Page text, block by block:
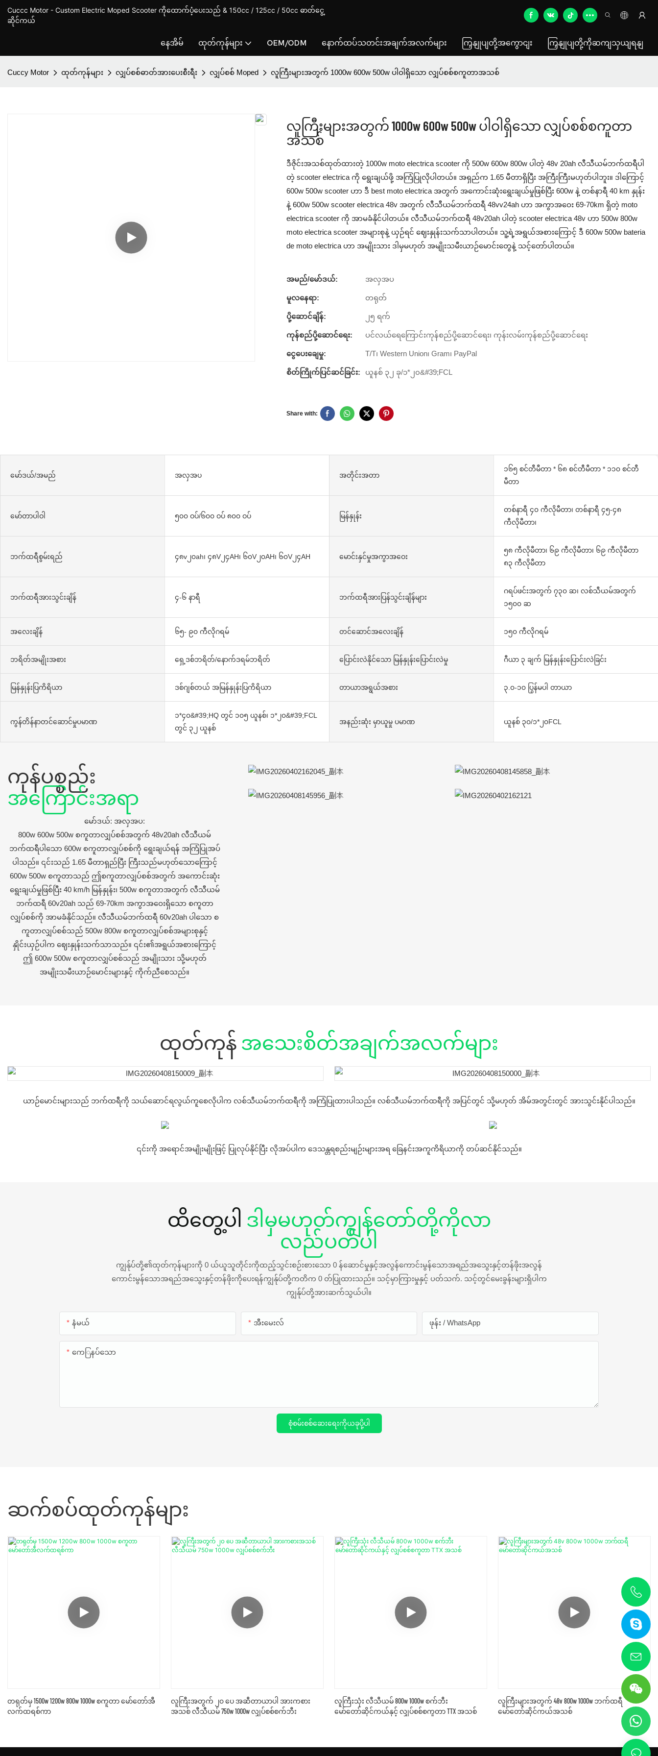
Cuccc Motor - Custom Electric Moped Scooter ကိုထောက်ပံ့ပေးသည် & 150cc / 125cc / 50cc ဓာတ်ငွေ့
ဆိုင်ကယ်
နေအိမ် ထုတ်ကုန်များ OEM/ODM နောက်ထပ်သတင်းအချက်အလက်များ ကြှနျုပျတို့အကွောငျး ကြှနျုပျတို့ကိုဆကျသှယျရနျ
Cuccy Motor ထုတ်ကုန်များ လျှပ်စစ်ဓာတ်အားပေးစီးရီး လျှပ်စစ် Moped လူကြီးများအတွက် 1000w 600w 500w ပါဝါရှိသော လျှပ်စစ်စကူတာအသစ်
လူကြီးများအတွက် 1000w 600w 500w ပါဝါရှိသော လျှပ်စစ်စကူတာ
အသစ်
ဒီဇိုင်းအသစ်ထုတ်ထားတဲ့ 1000w moto electrica scooter ကို 500w 600w 800w ပါတဲ့ 48v 20ah လီသီယမ်ဘက်ထရီပါ
တဲ့ scooter electrica ကို ရွေးချယ်ဖို့ အကြံပြုလိုပါတယ်။ အရှည်က 1.65 မီတာရှိပြီး အကြီးကြီးမဟုတ်ပါဘူး။ ဒါကြောင့်
600w 500w scooter ဟာ ဒီ best moto electrica အတွက် အကောင်းဆုံးရွေးချယ်မှုဖြစ်ပြီး 600w နဲ့ တစ်နာရီ 40 km နှုန်း
နဲ့ 600w 500w scooter electrica 48v အတွက် လီသီယမ်ဘက်ထရီ 48vv24ah ဟာ အကွာအဝေး 69-70km ရှိတဲ့ moto
electrica scooter ကို အာမခံနိုင်ပါတယ်။ လီသီယမ်ဘက်ထရီ 48v20ah ပါတဲ့ scooter electrica 48v ဟာ 500w 800w
moto electrica scooter အများစုနဲ့ ယှဉ်ရင် ဈေးနှုန်းသက်သာပါတယ်။ သူ့ရဲ့အရွယ်အစားကြောင့် ဒီ 600w 500w bateria
de moto electrica ဟာ အမျိုးသား ဒါမှမဟုတ် အမျိုးသမီးယာဉ်မောင်းတွေနဲ့ သင့်တော်ပါတယ်။
အမည်/မော်ဒယ်: အလှအပ
မူလနေရာ: တရုတ်
ပို့ဆောင်ချိန်: ၂၅ ရက်
ကုန်စည်ပို့ဆောင်ရေး: ပင်လယ်ရေကြောင်းကုန်စည်ပို့ဆောင်ရေး၊ ကုန်းလမ်းကုန်စည်ပို့ဆောင်ရေး
ငွေပေးချေမှု: T/T၊ Western Union၊ Gram၊ PayPal
စိတ်ကြိုက်ပြင်ဆင်ခြင်း: ယူနစ် ၃၂ ခု/၁*၂၀&#39;FCL
Share with:
မော်ဒယ်/အမည် အလှအပ အတိုင်းအတာ
၁၆၅ စင်တီမီတာ * ၆၈ စင်တီမီတာ * ၁၁၀ စင်တီ
မီတာ
မော်တာပါဝါ ၅၀၀ ဝပ်/၆၀၀ ဝပ် ၈၀၀ ဝပ် မြန်နှုန်း
တစ်နာရီ ၄၀ ကီလိုမီတာ၊ တစ်နာရီ ၄၅-၄၈
ကီလိုမီတာ၊
ဘက်ထရီစွမ်းရည် ၄၈v၂၀ah၊ ၄၈V၂၄AH၊ ၆၀V၂၀AH၊ ၆၀V၂၄AH မောင်းနှင်မှုအကွာအဝေး
၅၈ ကီလိုမီတာ၊ ၆၉ ကီလိုမီတာ၊ ၆၉ ကီလိုမီတာ
၈၃ ကီလိုမီတာ
ဘက်ထရီအားသွင်းချိန် ၄-၆ နာရီ ဘက်ထရီအားပြန်သွင်းချိန်များ
ဂရပ်ဖင်းအတွက် ၇၃၀ ဆ၊ လစ်သီယမ်အတွက်
၁၅၀၀ ဆ
အလေးချိန် ၆၅- ၉၀ ကီလိုဂရမ် တင်ဆောင်အလေးချိန် ၁၅၀ ကီလိုဂရမ်
ဘရိတ်အမျိုးအစား ရှေ့ဒစ်ဘရိတ်/နောက်ဒရမ်ဘရိတ် ပြောင်းလဲနိုင်သော မြန်နှုန်းပြောင်းလဲမှု ဂီယာ ၃ ချက် မြန်နှုန်းပြောင်းလဲခြင်း
မြန်နှုန်းပြကိရိယာ ဒစ်ဂျစ်တယ် အမြန်နှုန်းပြကိရိယာ တာယာအရွယ်အစား ၃.၀-၁၀ ပြွန်မပါ တာယာ
ကွန်တိန်နာတင်ဆောင်မှုပမာဏ
၁*၄၀&#39;HQ တွင် ၁၀၅ ယူနစ်၊ ၁*၂၀&#39;FCL
တွင် ၃၂ ယူနစ်
အနည်းဆုံး မှာယူမှု ပမာဏ ယူနစ် ၃၀/၁*၂၀FCL
ကုန်ပစ္စည်း
အကြောင်းအရာ
မော်ဒယ်: အလှအပ:
800w 600w 500w စကူတာလျှပ်စစ်အတွက် 48v20ah လီသီယမ်
ဘက်ထရီပါသော 600w စကူတာလျှပ်စစ်ကို ရွေးချယ်ရန် အကြံပြုအပ်
ပါသည်။ ၎င်းသည် 1.65 မီတာရှည်ပြီး ကြီးသည်မဟုတ်သောကြောင့်
600w 500w စကူတာသည် ဤစကူတာလျှပ်စစ်အတွက် အကောင်းဆုံး
ရွေးချယ်မှုဖြစ်ပြီး 40 km/h မြန်နှုန်း၊ 500w စကူတာအတွက် လီသီယမ်
ဘက်ထရီ 60v20ah သည် 69-70km အကွာအဝေးရှိသော စကူတာ
လျှပ်စစ်ကို အာမခံနိုင်သည်။ လီသီယမ်ဘက်ထရီ 60v20ah ပါသော စ
ကူတာလျှပ်စစ်သည် 500w 800w စကူတာလျှပ်စစ်အများစုနှင့်
နှိုင်းယှဉ်ပါက ဈေးနှုန်းသက်သာသည်။ ၎င်း၏အရွယ်အစားကြောင့်
ဤ 600w 500w စကူတာလျှပ်စစ်သည် အမျိုးသား သို့မဟုတ်
အမျိုးသမီးယာဉ်မောင်းများနှင့် ကိုက်ညီစေသည်။
ထုတ်ကုန် အသေးစိတ်အချက်အလက်များ
ယာဉ်မောင်းများသည် ဘက်ထရီကို သယ်ဆောင်ရလွယ်ကူစေလိုပါက လစ်သီယမ်ဘက်ထရီကို အကြံပြုထားပါသည်။ လစ်သီယမ်ဘက်ထရီကို အပြင်တွင် သို့မဟုတ် အိမ်အတွင်းတွင် အားသွင်းနိုင်ပါသည်။
၎င်းကို အရောင်အမျိုးမျိုးဖြင့် ပြုလုပ်နိုင်ပြီး လိုအပ်ပါက ဒေသန္တရစည်းမျဉ်းများအရ ခြေနင်းအကူကိရိယာကို တပ်ဆင်နိုင်သည်။
ထိတွေ့ပါ ဒါမှမဟုတ်ကျွန်တော်တို့ကိုလာ
လည်ပတ်ပါ
ကျွန်ုပ်တို့၏ထုတ်ကုန်များကို 0 ယ်ယူသူတိုင်းကိုထည့်သွင်းစဉ်းစားသော 0 န်ဆောင်မှုနှင့်အလွန်ကောင်းမွန်သောအရည်အသွေးနှင့်တန်ဖိုးအလွန်
ကောင်းမွန်သောအရည်အသွေးနှင့်တန်ဖိုးကိုပေးရန်ကျွန်ုပ်တို့ကတိက 0 တ်ပြုထားသည်။ သင့်မှာကြားမှုနှင့် ပတ်သက်. သင့်တွင်မေးခွန်းများရှိပါက
ကျွန်ုပ်တို့အားဆက်သွယ်ပါ။
နံမယ် အီးမေးလ် ဖုန်း / WhatsApp
ကေြနပ်သော
စုံစမ်းစစ်ဆေးရေးကိုယခုပို့ပါ
ဆက်စပ်ထုတ်ကုန်များ
တရုတ်မှ 1500w 1200w 800w 1000w စကူတာ မော်တော်အီ
လက်ထရစ်ကာ
လူကြီးအတွက် ၂၀ ပေ အဆီတာယာပါ အားကစား
အသစ် လီသီယမ် 750w 1000w လျှပ်စစ်စက်ဘီး
လူကြီးသုံး လီသီယမ် 800w 1000w စက်ဘီး
မော်တော်ဆိုင်ကယ်နှင့် လျှပ်စစ်စကူတာ TTX အသစ်
လူကြီးများအတွက် 48v 800w 1000w ဘက်ထရီ
မော်တော်ဆိုင်ကယ်အသစ်